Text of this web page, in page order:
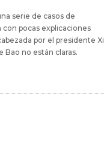
serie de casos de
pocas explicaciones
por el presidente Xi
Bao no están claras.